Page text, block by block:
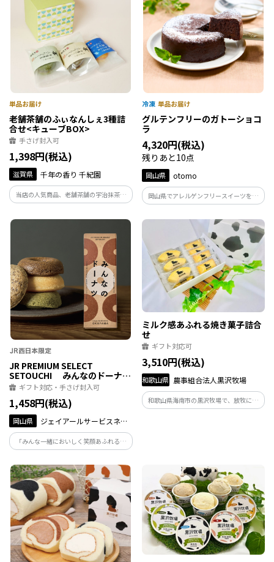
老舗茶舗のふぃなんしぇ3種詰
合せ<キューブBOX>
手さげ封入可
1,398円(税込)
滋賀県 千年の香り 千紀園
当店の人気商品、老舗茶舗の宇治抹茶ふ
ぃなんしぇと宇治ほうじ茶ふぃなんし
いいキューブBOXに詰めました。
グルテンフリーのガトーショコ
ラ
4,320円(税込)
残りあと10点
岡山県 otomo
岡山県でアレルゲンフリースイーツを手
がけるotomoがつくったガトーショコラで
す。グルテンフリーとは思えない、濃厚で
なめらかな口どけが特徴です。
JR PREMIUM SELECT
SETOUCHI みんなのドーナ
ツ 4個入り
ギフト対応・手さげ封入可
1,458円(税込)
岡山県
ジェイアールサービスネッ
ト岡山
「みんな一緒においしく笑顔あふれる時
間を過ごしてほしい」、そんな想いから
生まれた、グルテンフリーのドーナツで
す。
ミルク感あふれる焼き菓子詰合
せ
ギフト対応可
3,510円(税込)
和歌山県 農事組合法人黒沢牧場
和歌山県海南市の黒沢牧場で、放牧にこ
だわって育てた牛の生乳を使用した、カ